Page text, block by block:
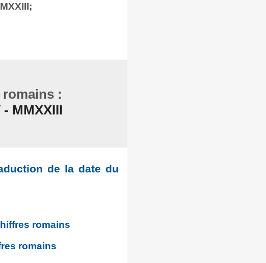
:
- MMXXIII
de la date du
romains
romains